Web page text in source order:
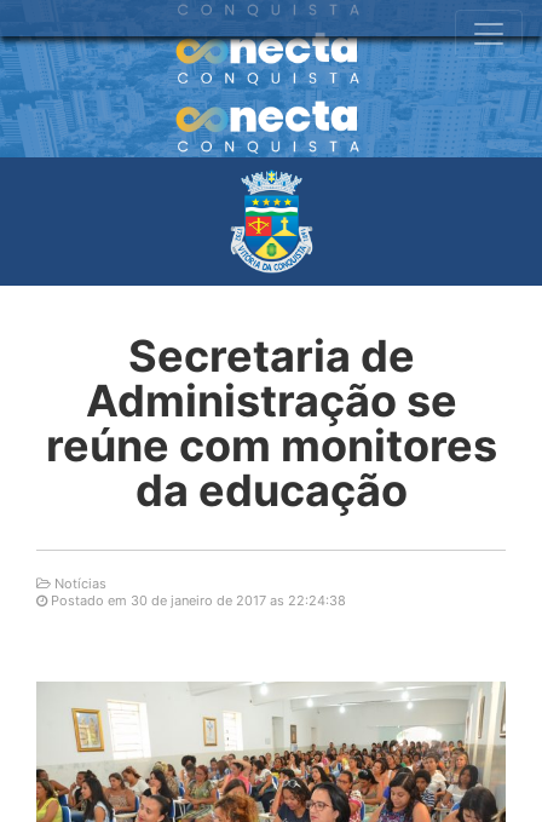
Secretaria de
Administração se
reúne com monitores
da educação
Notícias
Postado em 30 de janeiro de 2017 as 22:24:38